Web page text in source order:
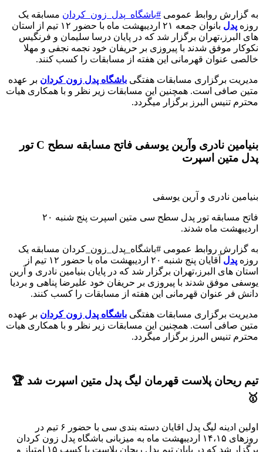
به گزارش روابط عمومی #باشگاه_پدل_زون_کردان مسابقه یک
روزه پدل
بانوان جمعه ۲۱ اردیبهشت ماه با حضور ۱۲ تیم از استان
های البرز،تهران‌ برگزار شد که در پایان درسا سلیمان و فرنگیس
نکوکار موفق شدند با پیروزی بر حریفان خود نجمه نجفی و مهلا
خالصی عنوان قهرمانی این هفته از مسابقات را کسب کنند.
مدیریت برگزاری مسابقات هفتگی باشگاه پدل زون کردان بر عهده
متین صافی است. همچنین این مسابقات زیر نظر و با همکاری هیات
محترم تنیس البرز برگزار میگردد.
بنیامین نادری وآرین یوسفی فاتح مسابقه سطح C تور
پدل متین اسپرت
بنیامین نادری و آرین یوسفی
فاتح مسابقه تور پدل سطح سی متین اسپرت پنج شنبه ۲۰
اردیبهشت ماه شدند.
به گزارش روابط عمومی #باشگاه_پدل_زون_کردان مسابقه یک
روزه پدل
آقایان پنج شنبه ۲۰ اردیبهشت ماه با حضور ۱۲ تیم از
استان های البرز،تهران‌ برگزار شد که در پایان بنیامین نادری و آرین
یوسفی موفق شدند با پیروزی بر حریفان خود علیرضا پناهی و بردیا
دانش فر عنوان قهرمانی این هفته از مسابقات را کسب کنند.
مدیریت برگزاری مسابقات هفتگی باشگاه پدل زون کردان بر عهده
متین صافی است. همچنین این مسابقات زیر نظر و با همکاری هیات
محترم تنیس البرز برگزار میگردد.
تیم ریحان پلاست قهرمان لیگ پدل متین اسپرت شد 🏆
🥇
اولین ادینه لیگ پدل اقایان دسته بندی سی با حضور ۶ تیم در
روزهای ۱۴،۱۵ اردیبهشت ماه به میزبانی باشگاه پدل زون کردان
برگزار شد که در پایان تیم پدل ریحان پلاست با کسب ۱۵ امتیاز و